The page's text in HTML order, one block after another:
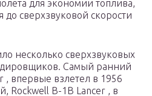
для экономии топлива,
до сверхзвуковой скорости
несколько сверхзвуковых
Самый ранний
, впервые взлетел в 1956
Rockwell B-1B Lancer , в